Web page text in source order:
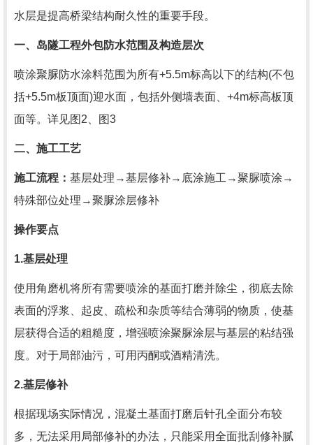
水层是提高桥梁结构耐久性的重要手段。
一、岛隧工程外包防水范围及构造层次
喷涂聚脲防水涂料范围为所有+5.5m标高以下的结构(不包
括+5.5m板顶面)迎水面，包括外侧墙表面、 +4m标高板顶
面等。详见图 2 、图3
二、施工工艺
施工流程： 基层处理→基层修补→底涂施工→聚脲喷涂→
特殊部位处理→聚脲涂层修补
操作要点
1.基层处理
使用角磨机将所有需要喷涂的基面打磨并除尘，彻底去除
表面的浮浆、起皮、疏松和杂质等结合薄弱的物质，使基
层获得合适的粗糙度，增强喷涂聚脲涂层与基层的粘结强
度。对于局部油污，可用丙酮或酒精清洗。
2.基层修补
根据现场实际情况，混凝土基面打磨后针孔全面分布较
多，无法采用局部修补的办法，只能采用全面批刮修补腻